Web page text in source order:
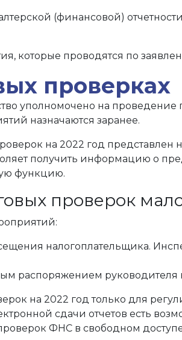
(финансовой)
которые проводятся по
проверках
уполномочено на
назначаются заранее.
на 2022 год
получить информацию о
функцию.
проверок
налогоплательщика.
распоряжением руководителя
на 2022 год только для
сдачи отчетов есть
ФНС в свободном